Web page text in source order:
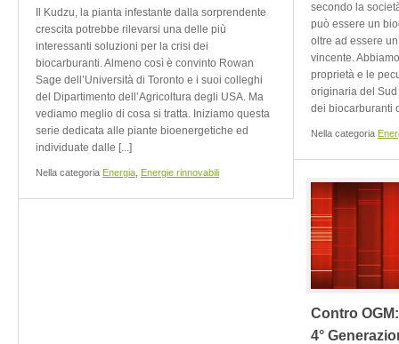
Il Kudzu, la pianta infestante dalla sorprendente
crescita potrebbe rilevarsi una delle più
interessanti soluzioni per la crisi dei
biocarburanti. Almeno così è convinto Rowan
Sage dell’Università di Toronto e i suoi colleghi
del Dipartimento dell’Agricoltura degli USA. Ma
vediamo meglio di cosa si tratta. Iniziamo questa
serie dedicata alle piante bioenergetiche ed
individuate dalle [...]
Nella categoria Energia Energie rinnovabili
secondo la
può essere un
oltre ad essere
vincente.
proprietà e le
originaria del Sud
dei biocarburanti
Nella categoria
Contro
4°